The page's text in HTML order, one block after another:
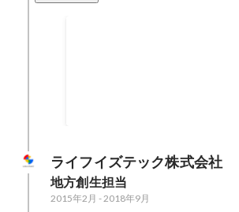
し、町や沿線の活性化に繋げる。
ライフイズテック株式会社
地方創生担当
2015年2月 -2018年9月